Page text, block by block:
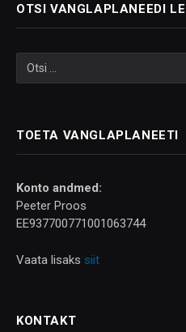
OTSI VANGLAPLANEEDI
TOETA VANGLAPLANEETI
Konto andmed:
Peeter Proos
EE937700771001063744
Vaata lisaks siit
KONTAKT